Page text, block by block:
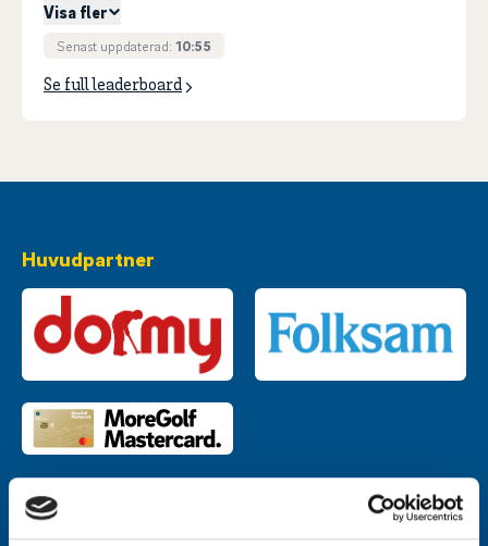
Visa fler
Senast uppdaterad: 10:55
Se full leaderboard
Huvudpartner
Officiella partners